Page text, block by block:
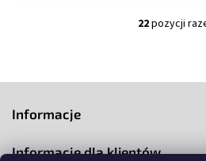
K
i
22pozycji
Informacje
Informacje dla klientów